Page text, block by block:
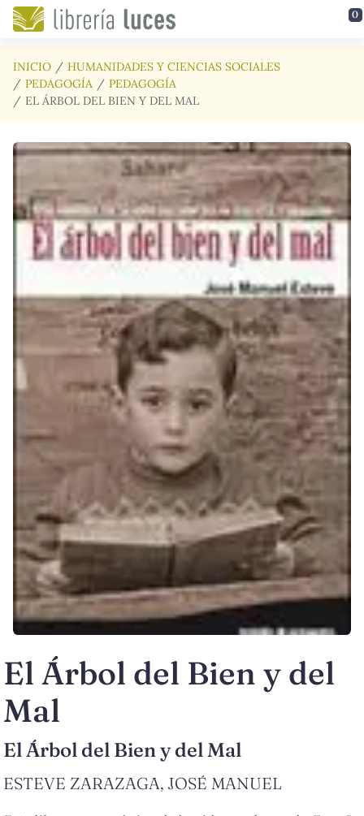
Saltar al contenido principal 0
INICIO
HUMANIDADES Y CIENCIAS SOCIALES
PEDAGOGÍA
PEDAGOGÍA
EL ÁRBOL DEL BIEN Y DEL MAL
El Árbol del Bien y del
Mal
El Árbol del Bien y del Mal
ESTEVE ZARAZAGA, JOSÉ MANUEL